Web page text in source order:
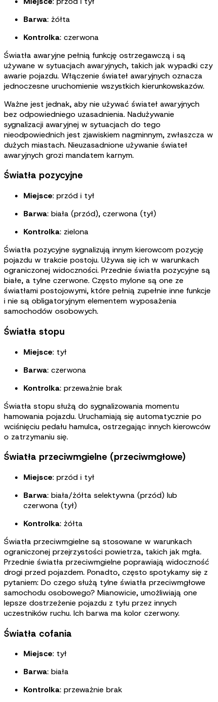
Barwa: żółta
Kontrolka: czerwona
Światła awaryjne pełnią funkcję ostrzegawczą i są
używane w sytuacjach awaryjnych, takich jak wypadki czy
awarie pojazdu. Włączenie świateł awaryjnych oznacza
jednoczesne uruchomienie wszystkich kierunkowskazów.
Ważne jest jednak, aby nie używać świateł awaryjnych
bez odpowiedniego uzasadnienia. Nadużywanie
sygnalizacji awaryjnej w sytuacjach do tego
nieodpowiednich jest zjawiskiem nagminnym, zwłaszcza w
dużych miastach. Nieuzasadnione używanie świateł
awaryjnych grozi mandatem karnym.
Światła pozycyjne
Miejsce: przód i tył
Barwa: biała (przód), czerwona (tył)
Kontrolka: zielona
Światła pozycyjne sygnalizują innym kierowcom pozycję
pojazdu w trakcie postoju. Używa się ich w warunkach
ograniczonej widoczności. Przednie światła pozycyjne są
białe, a tylne czerwone. Często mylone są one ze
światłami postojowymi, które pełnią zupełnie inne funkcje
i nie są obligatoryjnym elementem wyposażenia
samochodów osobowych.
Światła stopu
Miejsce: tył
Barwa: czerwona
Kontrolka: przeważnie brak
Światła stopu służą do sygnalizowania momentu
hamowania pojazdu. Uruchamiają się automatycznie po
wciśnięciu pedału hamulca, ostrzegając innych kierowców
o zatrzymaniu się.
Światła przeciwmgielne (przeciwmgłowe)
Miejsce: przód i tył
Barwa: biała/żółta selektywna (przód) lub
czerwona (tył)
Kontrolka: żółta
Światła przeciwmgielne są stosowane w warunkach
ograniczonej przejrzystości powietrza, takich jak mgła.
Przednie światła przeciwmgielne poprawiają widoczność
drogi przed pojazdem. Ponadto, często spotykamy się z
pytaniem: Do czego służą tylne światła przeciwmgłowe
samochodu osobowego? Mianowicie, umożliwiają one
lepsze dostrzeżenie pojazdu z tyłu przez innych
uczestników ruchu. Ich barwa ma kolor czerwony.
Światła cofania
Miejsce: tył
Barwa: biała
Kontrolka: przeważnie brak